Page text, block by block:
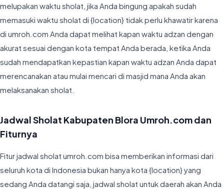
melupakan waktu sholat, jika Anda bingung apakah sudah
memasuki waktu sholat di {location} tidak perlu khawatir karena
di umroh.com Anda dapat melihat kapan waktu adzan dengan
akurat sesuai dengan kota tempat Anda berada, ketika Anda
sudah mendapatkan kepastian kapan waktu adzan Anda dapat
merencanakan atau mulai mencari di masjid mana Anda akan
melaksanakan sholat.
Jadwal Sholat Kabupaten Blora Umroh.com dan
Fiturnya
Fitur jadwal sholat umroh.com bisa memberikan informasi dari
seluruh kota di Indonesia bukan hanya kota {location} yang
sedang Anda datangi saja, jadwal sholat untuk daerah akan Anda